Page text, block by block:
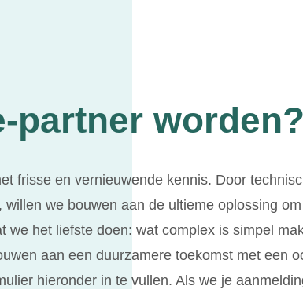
partner worden?
frisse en vernieuwende kennis. Door
we bouwen aan de ultieme oplossing
we het liefste doen: wat complex is simpel
aan een duurzamere toekomst met een
hieronder in te vullen. Als we je